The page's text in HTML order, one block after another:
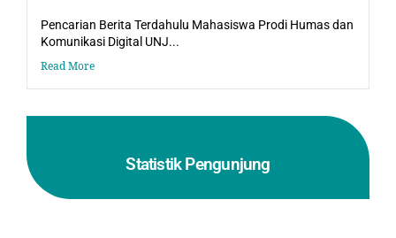
Pencarian Berita Terdahulu Mahasiswa Prodi Humas dan
Komunikasi Digital UNJ...
Read More
Statistik Pengunjung